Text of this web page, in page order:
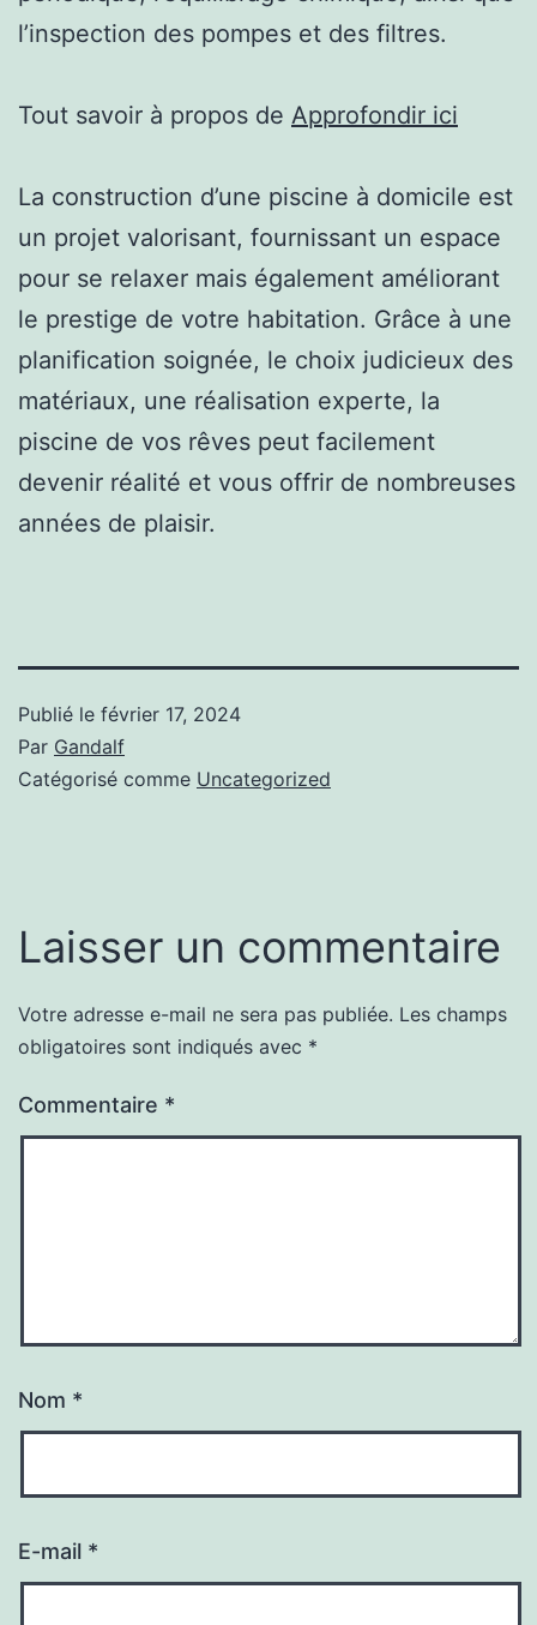
l’inspection des pompes et des filtres.
Tout savoir à propos de Approfondir ici
La construction d’une piscine à domicile est
un projet valorisant, fournissant un espace
pour se relaxer mais également améliorant
le prestige de votre habitation. Grâce à une
planification soignée, le choix judicieux des
matériaux, une réalisation experte, la
piscine de vos rêves peut facilement
devenir réalité et vous offrir de nombreuses
années de plaisir.
Publié le février 17, 2024
Par Gandalf
Catégorisé comme Uncategorized
Laisser un commentaire
Votre adresse e-mail ne sera pas publiée. Les champs
obligatoires sont indiqués avec *
Commentaire *
Nom *
E-mail *